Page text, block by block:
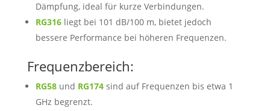
Dämpfung, ideal für kurze Verbindungen.
RG316liegt bei 101 dB/100 m, bietet jedoch
bessere Performance bei höheren Frequenzen.
Frequenzbereich:
RG58und RG174sind auf Frequenzen bis etwa 1
GHz begrenzt.